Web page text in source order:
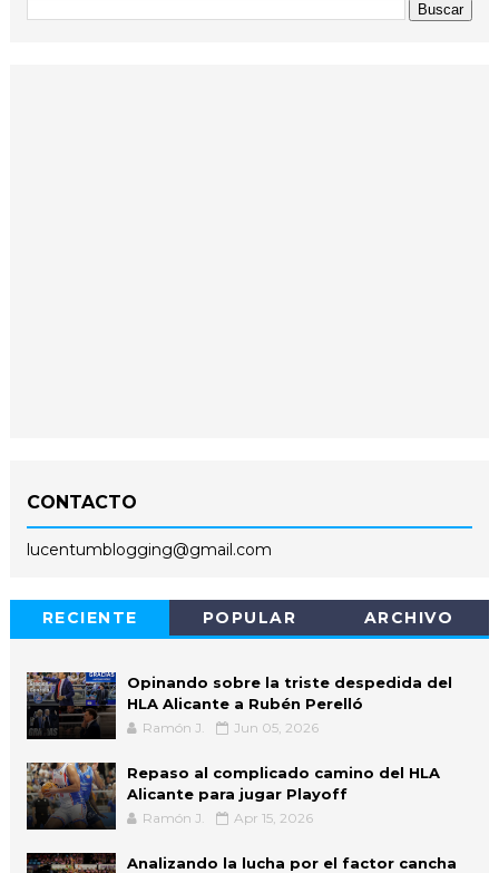
CONTACTO
lucentumblogging@gmail.com
RECIENTE POPULAR ARCHIVO
Opinando sobre la triste despedida del
HLA Alicante a Rubén Perelló
Ramón J. Jun 05, 2026
Repaso al complicado camino del HLA
Alicante para jugar Playoff
Ramón J. Apr 15, 2026
Analizando la lucha por el factor cancha